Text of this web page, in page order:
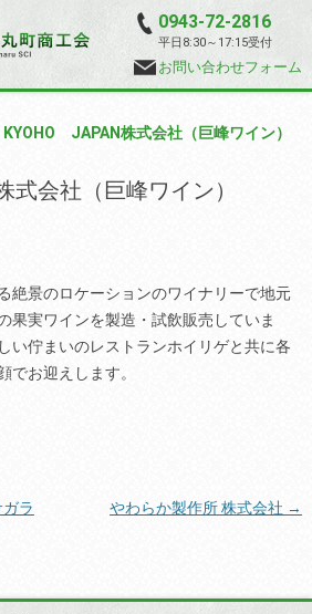
0943-72-2816
平日8:30～17:15受付
お問い合わせフォーム
KYOHO JAPAN株式会社（巨峰ワイン）
会社（巨峰ワイン）
絶景のロケーションのワイナリーで地元
果実ワインを製造・試飲販売していま
い佇まいのレストランホイリゲと共に各
でお迎えします。
ラ やわらか製作所 株式会社 →